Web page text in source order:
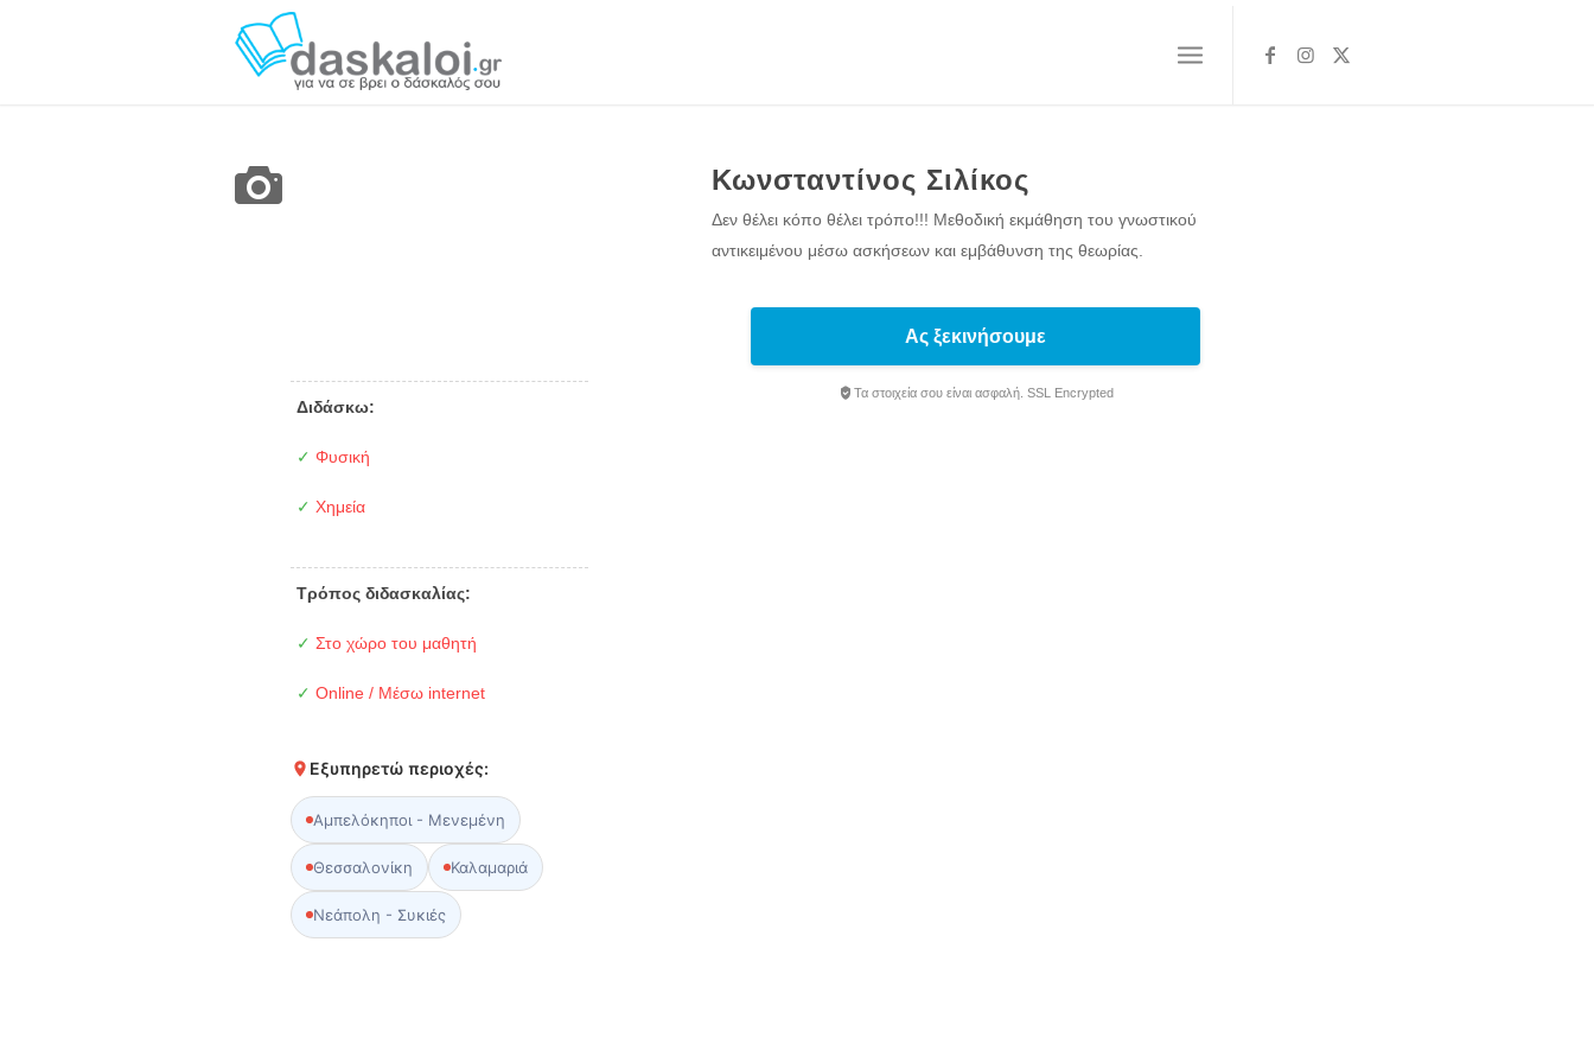
Κωνσταντίνος Σιλίκος
Δεν θέλει κόπο θέλει τρόπο!!! Μεθοδική εκμάθηση του γνωστικού
αντικειμένου μέσω ασκήσεων και εμβάθυνση της θεωρίας.
Διδάσκω:
✓ Φυσική
✓ Χημεία
Τρόπος διδασκαλίας:
✓ Στο χώρο του μαθητή
✓ Online / Μέσω internet
Εξυπηρετώ περιοχές:
Αμπελόκηποι - Μενεμένη
Θεσσαλονίκη Καλαμαριά
Νεάπολη - Συκιές
Ας ξεκινήσουμε
Τα στοιχεία σου είναι ασφαλή. SSL Encrypted